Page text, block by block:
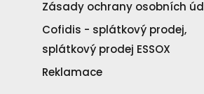
Zásady ochrany osobních
Cofidis - splátkový prodej,
splátkový prodej ESSOX
Reklamace